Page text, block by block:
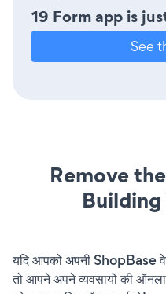
19 Form app is
See
Remove
Building
यदि आपको अपनी ShopBase
तो आपने अपने व्यवसायों की